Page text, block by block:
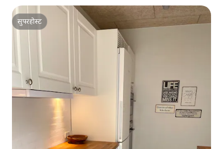
सुपरहोस्ट
सुपरहोस्ट